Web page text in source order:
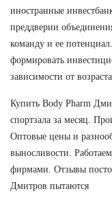
иностранные
преддверии
команду и ее
формировать
зависимости от
Купить Body Pharm
спортзала за месяц.
Оптовые цены и
выносливости.
фирмами. Отзывы
Дмитров пытаются